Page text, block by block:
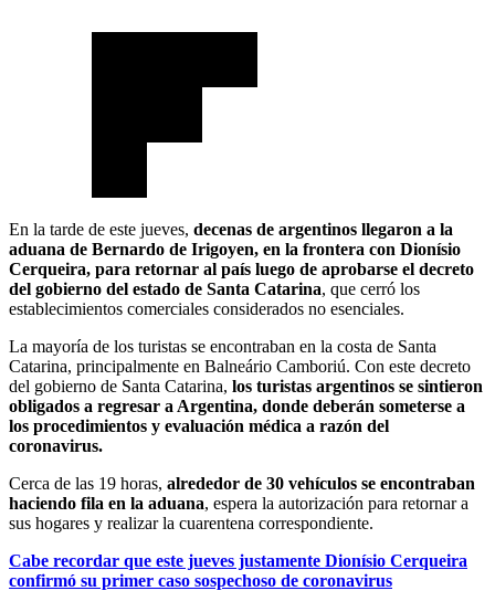
En la tarde de este jueves, decenas de argentinos llegaron a la
aduana de Bernardo de Irigoyen, en la frontera con Dionísio
Cerqueira, para retornar al país luego de aprobarse el decreto
del gobierno del estado de Santa Catarina, que cerró los
establecimientos comerciales considerados no esenciales.
La mayoría de los turistas se encontraban en la costa de Santa
Catarina, principalmente en Balneário Camboriú. Con este decreto
del gobierno de Santa Catarina, los turistas argentinos se sintieron
obligados a regresar a Argentina, donde deberán someterse a
los procedimientos y evaluación médica a razón del
coronavirus.
Cerca de las 19 horas, alrededor de 30 vehículos se encontraban
haciendo fila en la aduana, espera la autorización para retornar a
sus hogares y realizar la cuarentena correspondiente.
Cabe recordar que este jueves justamente Dionísio Cerqueira
confirmó su primer caso sospechoso de coronavirus